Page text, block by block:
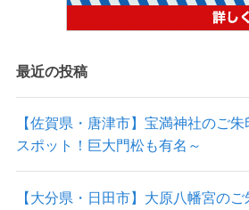
最近の投稿
【佐賀県・唐津市】宝満神社のご
スポット！巨大門松も有名～
【大分県・日田市】大原八幡宮の